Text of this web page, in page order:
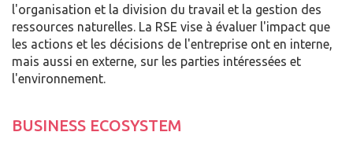
l'organisation et la division du travail et la gestion des
ressources naturelles. La RSE vise à évaluer l'impact que
les actions et les décisions de l'entreprise ont en interne,
mais aussi en externe, sur les parties intéressées et
l'environnement.
BUSINESS ECOSYSTEM